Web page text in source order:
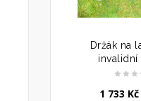
Držák na
1 733 Kč